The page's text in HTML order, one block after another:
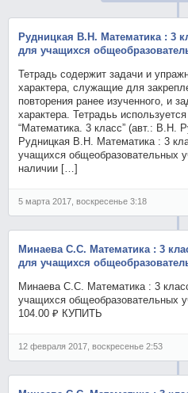
Рудницкая В.Н. Математика : 3
для учащихся
Тетрадь содержит задачи и
характера, служащие для
повторения ранее изученного, и
характера. Тетрадьь
“Математика. 3 класс” (авт.: В.Н.
Рудницкая В.Н. Математика : 3
учащихся общеобразовательных
наличии […]
5 марта 2017, воскресенье 3:18
Минаева С.С. Математика : 3
для учащихся
Минаева С.С. Математика : 3
учащихся общеобразовательных
104.00 ₽ КУПИТЬ
12 февраля 2017, воскресенье 2:53